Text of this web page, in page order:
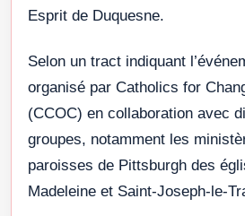
Esprit de Duquesne.
Selon un tract indiquant
organisé par Catholics for
(CCOC) en collaboration avec
groupes, notamment les
paroisses de Pittsburgh des
Madeleine et Saint-Joseph-le-